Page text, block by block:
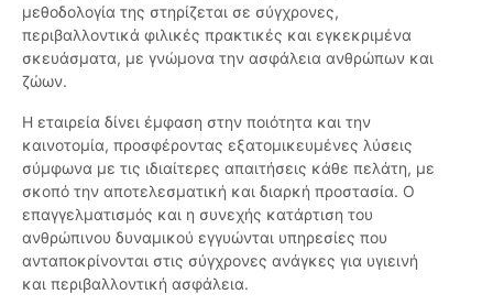
μεθοδολογία της στηρίζεται σε σύγχρονες,
περιβαλλοντικά φιλικές πρακτικές και εγκεκριμένα
σκευάσματα, με γνώμονα την ασφάλεια ανθρώπων και
ζώων.
Η εταιρεία δίνει έμφαση στην ποιότητα και την
καινοτομία, προσφέροντας εξατομικευμένες λύσεις
σύμφωνα με τις ιδιαίτερες απαιτήσεις κάθε πελάτη, με
σκοπό την αποτελεσματική και διαρκή προστασία. Ο
επαγγελματισμός και η συνεχής κατάρτιση του
ανθρώπινου δυναμικού εγγυώνται υπηρεσίες που
ανταποκρίνονται στις σύγχρονες ανάγκες για υγιεινή
και περιβαλλοντική ασφάλεια.